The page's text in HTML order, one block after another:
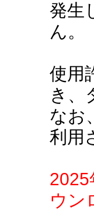
発生
ん。
使用
き、
なお
利用
ウン